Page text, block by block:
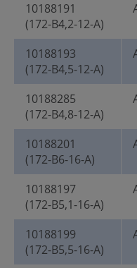
10188191
(172-B4,2-12-A)
10188193
(172-B4,5-12-A)
10188285
(172-B4,8-12-A)
10188201
(172-B6-16-A)
10188197
(172-B5,1-16-A)
10188199
(172-B5,5-16-A)